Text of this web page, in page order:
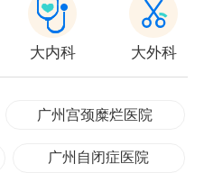
大内科 大外科
广州宫颈糜烂医院
广州自闭症医院